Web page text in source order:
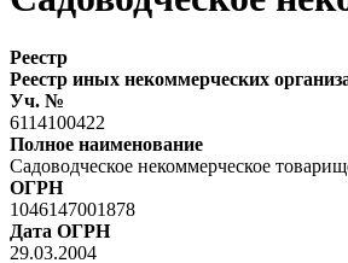
Реестр
Реестр иных некоммерческих
Уч. №
6114100422
Полное наименование
Садоводческое некоммерческое
ОГРН
1046147001878
Дата ОГРН
29.03.2004